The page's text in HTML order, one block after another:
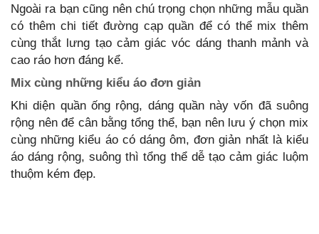
Ngoài ra bạn cũng nên chú trọng chọn những mẫu quần
có thêm chi tiết đường cạp quần để có thể mix thêm
cùng thắt lưng tạo cảm giác vóc dáng thanh mảnh và
cao ráo hơn đáng kể.
Mix cùng những kiểu áo đơn giản
Khi diện quần ống rộng, dáng quần này vốn đã suông
rộng nên để cân bằng tổng thể, bạn nên lưu ý chọn mix
cùng những kiểu áo có dáng ôm, đơn giản nhất là kiểu
áo dáng rộng, suông thì tổng thể dễ tạo cảm giác luộm
thuộm kém đẹp.